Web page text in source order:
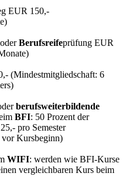
EUR 150,-
Berufsreifeprüfung EUR
(Mindestmitgliedschaft: 6
berufsweiterbildende
BFI: 50 Prozent der
pro Semester
Kursbeginn)
WIFI: werden wie BFI-Kurse
vergleichbaren Kurs beim